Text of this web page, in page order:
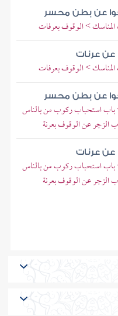
عن بطن محسر
> الوقوف بعرفات
عن عرنات
> الوقوف بعرفات
عن بطن محسر
استحباب ركوب من بالناس
الزجر عن الوقوف بعرنة
عن عرنات
استحباب ركوب من بالناس
الزجر عن الوقوف بعرنة